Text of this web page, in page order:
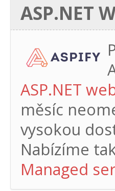
ASP.NET
ASP.NET
měsíc
vysokou
Nabízíme
Managed